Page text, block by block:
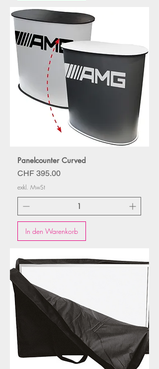
Panelcounter Curved
Preis
CHF 395.00
exkl. MwSt
In den Warenkorb